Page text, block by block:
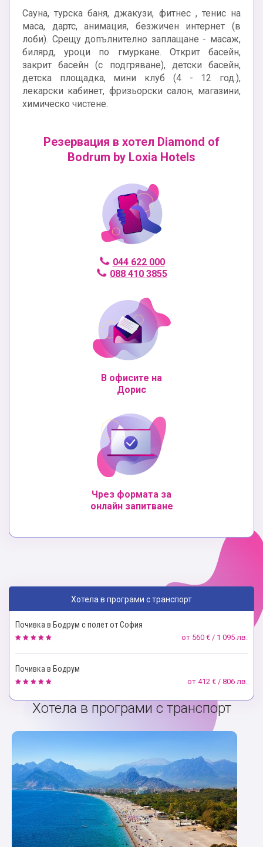
Сауна, турска баня, джакузи, фитнес , тенис на
маса, дартс, анимация, безжичен интернет (в
лоби). Срещу допълнително заплащане - масаж,
билярд, уроци по гмуркане. Открит басейн,
закрит басейн (с подгряване), детски басейн,
детска площадка, мини клуб (4 - 12 год.),
лекарски кабинет, фризьорски салон, магазини,
химическо чистене.
Резервация в хотел Diamond of
Bodrum by Loxia Hotels
044 622 000
088 410 3855
В офисите на
Дорис
Чрез формата за
онлайн запитване
Хотела в програми с транспорт
Почивка в Бодрум с полет от София
от 560 € / 1 095 лв.
Почивка в Бодрум
от 412 € / 806 лв.
Хотела в програми с транспорт